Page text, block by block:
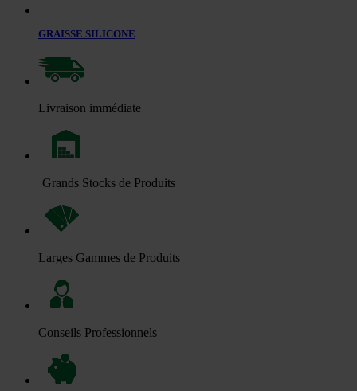
GRAISSE SILICONE
Livraison immédiate
Grands Stocks de Produits
Larges Gammes de Produits
Conseils Professionnels